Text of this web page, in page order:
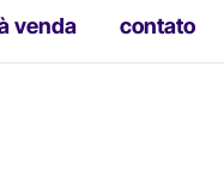
venda contato